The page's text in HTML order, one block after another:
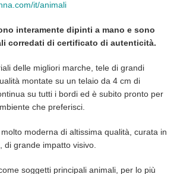
it/animali
interamente dipinti a mano e sono
corredati di certificato di autenticità.
delle migliori marche, tele di grandi
montate su un telaio da 4 cm di
su tutti i bordi ed è subito pronto per
che preferisci.
molto moderna di altissima qualità, curata in
di grande impatto visivo.
soggetti principali animali, per lo più